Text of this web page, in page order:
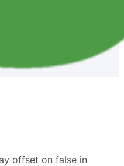
offset on false in